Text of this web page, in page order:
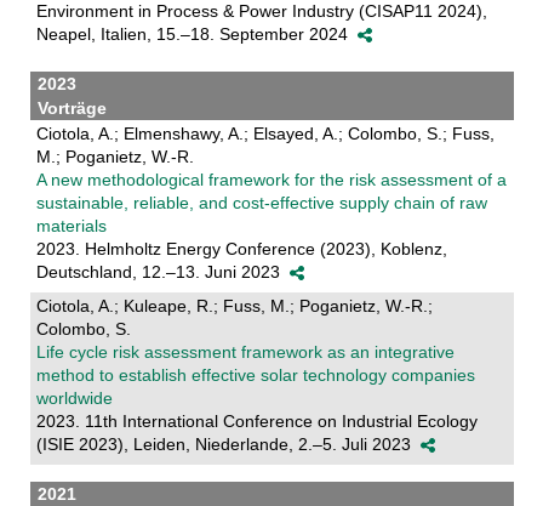
Environment in Process & Power Industry (CISAP11 2024),
Neapel, Italien, 15.–18. September 2024
2023
Vorträge
Ciotola, A.; Elmenshawy, A.; Elsayed, A.; Colombo, S.; Fuss,
M.; Poganietz, W.-R.
A new methodological framework for the risk assessment of a
sustainable, reliable, and cost-effective supply chain of raw
materials
2023. Helmholtz Energy Conference (2023), Koblenz,
Deutschland, 12.–13. Juni 2023
Ciotola, A.; Kuleape, R.; Fuss, M.; Poganietz, W.-R.;
Colombo, S.
Life cycle risk assessment framework as an integrative
method to establish effective solar technology companies
worldwide
2023. 11th International Conference on Industrial Ecology
(ISIE 2023), Leiden, Niederlande, 2.–5. Juli 2023
2021